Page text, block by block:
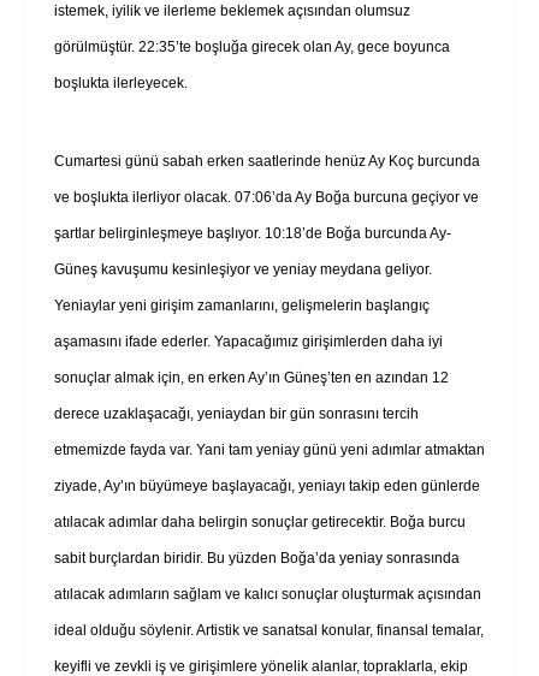
istemek, iyilik ve ilerleme beklemek açısından olumsuz
görülmüştür. 22:35’te boşluğa girecek olan Ay, gece boyunca
boşlukta ilerleyecek.
Cumartesi günü sabah erken saatlerinde henüz Ay Koç burcunda
ve boşlukta ilerliyor olacak. 07:06’da Ay Boğa burcuna geçiyor ve
şartlar belirginleşmeye başlıyor. 10:18’de Boğa burcunda Ay-
Güneş kavuşumu kesinleşiyor ve yeniay meydana geliyor.
Yeniaylar yeni girişim zamanlarını, gelişmelerin başlangıç
aşamasını ifade ederler. Yapacağımız girişimlerden daha iyi
sonuçlar almak için, en erken Ay’ın Güneş’ten en azından 12
derece uzaklaşacağı, yeniaydan bir gün sonrasını tercih
etmemizde fayda var. Yani tam yeniay günü yeni adımlar atmaktan
ziyade, Ay’ın büyümeye başlayacağı, yeniayı takip eden günlerde
atılacak adımlar daha belirgin sonuçlar getirecektir. Boğa burcu
sabit burçlardan biridir. Bu yüzden Boğa’da yeniay sonrasında
atılacak adımların sağlam ve kalıcı sonuçlar oluşturmak açısından
ideal olduğu söylenir. Artistik ve sanatsal konular, finansal temalar,
keyifli ve zevkli iş ve girişimlere yönelik alanlar, topraklarla, ekip